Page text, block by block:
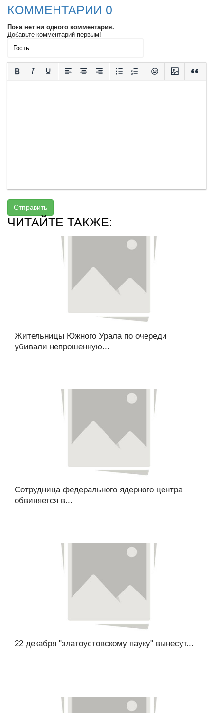
КОММЕНТАРИИ 0
Пока нет ни одного комментария.
Добавьте комментарий первым!
Отправить
ЧИТАЙТЕ ТАКЖЕ:
Жительницы Южного Урала по очереди
убивали непрошенную...
Сотрудница федерального ядерного центра
обвиняется в...
22 декабря "златоустовскому пауку" вынесут...